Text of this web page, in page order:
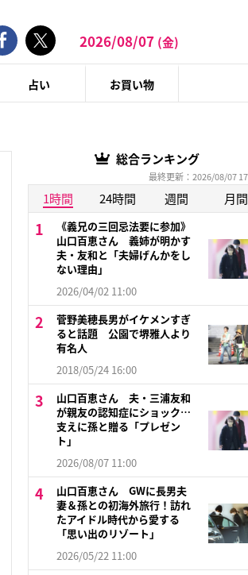
2026/08/07 (金)
占い お買い物
総合ランキング
最終更新：2026/08/07
1時間 24時間 週間 月間
《義兄の三回忌法要に参加》
山口百恵さん 義姉が明かす
夫・友和と「夫婦げんかをし
ない理由」
2026/04/02 11:00
菅野美穂長男がイケメンすぎ
ると話題 公園で堺雅人より
有名人
2018/05/24 16:00
山口百恵さん 夫・三浦友和
が親友の認知症にショック…
支えに孫と贈る「プレゼン
ト」
2026/08/07 11:00
山口百恵さん GWに長男夫
妻＆孫との初海外旅行！訪れ
たアイドル時代から愛する
「思い出のリゾート」
2026/05/22 11:00